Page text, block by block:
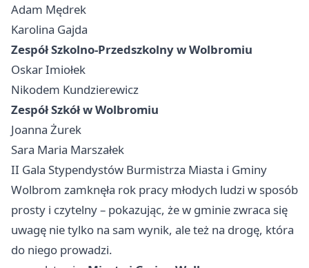
Adam Mędrek
Karolina Gajda
Zespół Szkolno-Przedszkolny w Wolbromiu
Oskar Imiołek
Nikodem Kundzierewicz
Zespół Szkół w Wolbromiu
Joanna Żurek
Sara Maria Marszałek
II Gala Stypendystów Burmistrza Miasta i Gminy
Wolbrom zamknęła rok pracy młodych ludzi w sposób
prosty i czytelny – pokazując, że w gminie zwraca się
uwagę nie tylko na sam wynik, ale też na drogę, która
do niego prowadzi.